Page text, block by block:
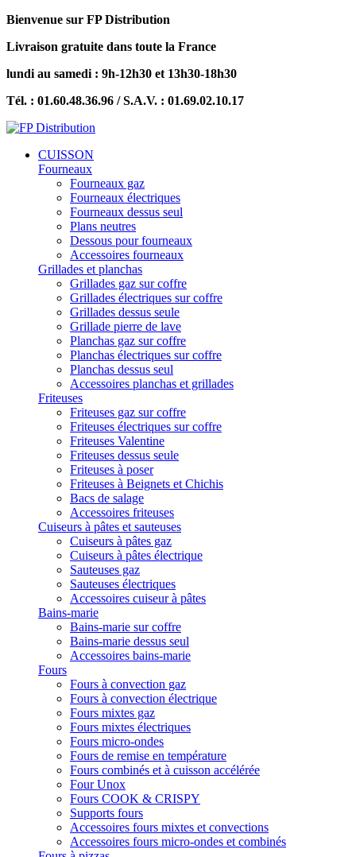
Bienvenue sur FP Distribution
Livraison gratuite dans toute la France
lundi au samedi : 9h-12h30 et 13h30-18h30
Tél. : 01.60.48.36.96 / S.A.V. : 01.69.02.10.17
CUISSON
Fourneaux
Fourneaux gaz
Fourneaux électriques
Fourneaux dessus seul
Plans neutres
Dessous pour fourneaux
Accessoires fourneaux
Grillades et planchas
Grillades gaz sur coffre
Grillades électriques sur coffre
Grillades dessus seule
Grillade pierre de lave
Planchas gaz sur coffre
Planchas électriques sur coffre
Planchas dessus seul
Accessoires planchas et grillades
Friteuses
Friteuses gaz sur coffre
Friteuses électriques sur coffre
Friteuses Valentine
Friteuses dessus seule
Friteuses à poser
Friteuses à Beignets et Chichis
Bacs de salage
Accessoires friteuses
Cuiseurs à pâtes et sauteuses
Cuiseurs à pâtes gaz
Cuiseurs à pâtes électrique
Sauteuses gaz
Sauteuses électriques
Accessoires cuiseur à pâtes
Bains-marie
Bains-marie sur coffre
Bains-marie dessus seul
Accessoires bains-marie
Fours
Fours à convection gaz
Fours à convection électrique
Fours mixtes gaz
Fours mixtes électriques
Fours micro-ondes
Fours de remise en température
Fours combinés et à cuisson accélérée
Four Unox
Fours COOK & CRISPY
Supports fours
Accessoires fours mixtes et convections
Accessoires fours micro-ondes et combinés